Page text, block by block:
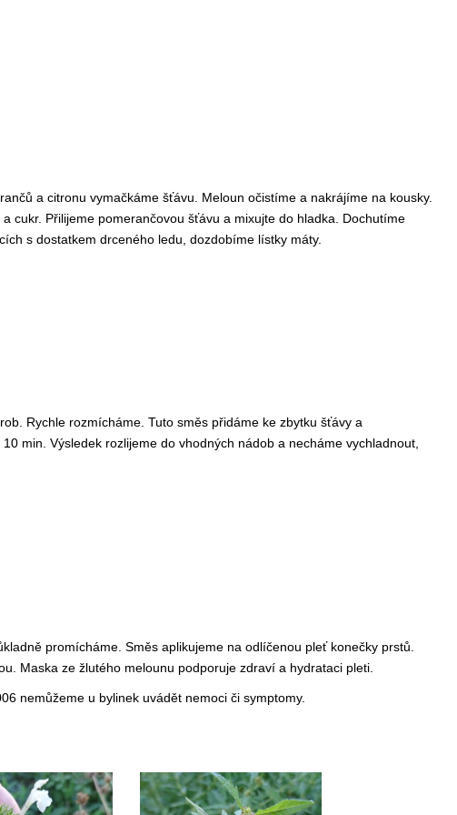
a citronu vymačkáme šťávu. Meloun očistíme a nakrájíme na kousky.
cukr. Přilijeme pomerančovou šťávu a mixujte do hladka. Dochutíme
s dostatkem drceného ledu, dozdobíme lístky máty.
Rychle rozmícháme. Tuto směs přidáme ke zbytku šťávy a
min. Výsledek rozlijeme do vhodných nádob a necháme vychladnout,
promícháme. Směs aplikujeme na odlíčenou pleť konečky prstů.
Maska ze žlutého melounu podporuje zdraví a hydrataci pleti.
nemůžeme u bylinek uvádět nemoci či symptomy.